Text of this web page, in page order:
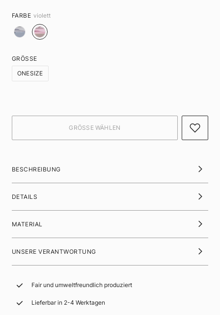
FARBE violett
GRÖSSE
ONESIZE
BESCHREIBUNG
DETAILS
MATERIAL
UNSERE VERANTWORTUNG
Fair und umweltfreundlich produziert
Lieferbar in 2-4 Werktagen